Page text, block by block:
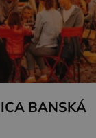
BANSKÁ